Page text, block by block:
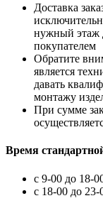
Доставка
нужный этаж
покупателем
Обратите
является
давать
монтажу
При сумме
Время
c 9-00 до 18-
с 18-00 до 23-